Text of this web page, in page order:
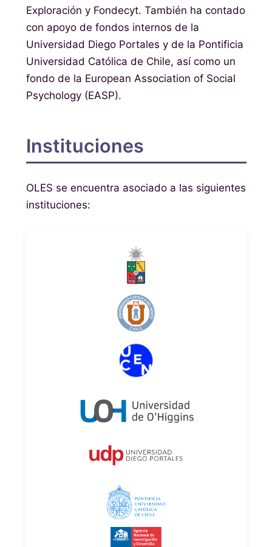
Exploración y Fondecyt. También ha contado
con apoyo de fondos internos de la
Universidad Diego Portales y de la Pontificia
Universidad Católica de Chile, así como un
fondo de la European Association of Social
Psychology (EASP).
Instituciones
OLES se encuentra asociado a las siguientes
instituciones: